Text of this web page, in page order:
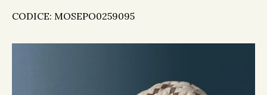
CODICE: MOSEPO0259095